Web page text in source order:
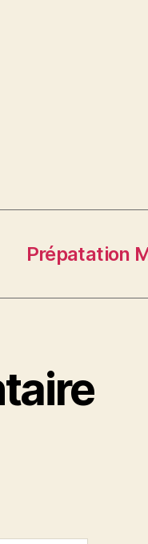
Prépatation